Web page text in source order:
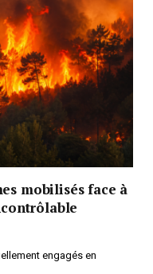
mobilisés face à
engagés en